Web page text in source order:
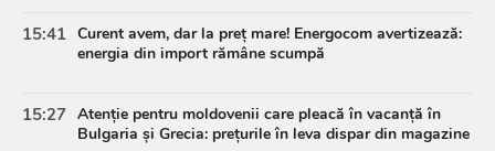
15:41 Curent avem, dar la preț mare! Energocom avertizează:
energia din import rămâne scumpă
15:27 Atenție pentru moldovenii care pleacă în vacanță în
Bulgaria și Grecia: prețurile în leva dispar din magazine